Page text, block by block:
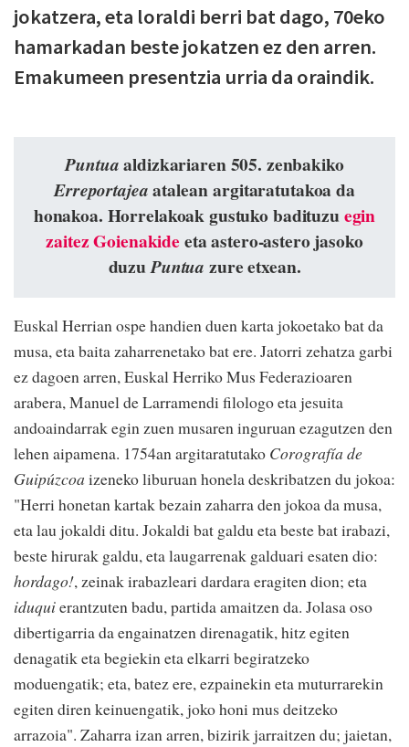
jokatzera, eta loraldi berri bat dago, 70eko
hamarkadan beste jokatzen ez den arren.
Emakumeen presentzia urria da oraindik.
Puntuaaldizkariaren 505. zenbakiko
Erreportajeaatalean argitaratutakoa da
honakoa. Horrelakoak gustuko badituzuegin
zaitez Goienakide eta astero-astero jasoko
duzuPuntua zure etxean.
Euskal Herrian ospe handien duen karta jokoetako bat da
musa, eta baita zaharrenetako bat ere. Jatorri zehatza garbi
ez dagoen arren, Euskal Herriko Mus Federazioaren
arabera, Manuel de Larramendi filologo eta jesuita
andoaindarrak egin zuen musaren inguruan ezagutzen den
lehen aipamena. 1754an argitaratutako Corografía de
Guipúzcoa izeneko liburuan honela deskribatzen du jokoa:
"Herri honetan kartak bezain zaharra den jokoa da musa,
eta lau jokaldi ditu. Jokaldi bat galdu eta beste bat irabazi,
beste hirurak galdu, eta laugarrenak galduari esaten dio:
hordago!, zeinak irabazleari dardara eragiten dion; eta
iduquierantzuten badu, partida amaitzen da. Jolasa oso
dibertigarria da engainatzen direnagatik, hitz egiten
denagatik eta begiekin eta elkarri begiratzeko
moduengatik; eta, batez ere, ezpainekin eta muturrarekin
egiten diren keinuengatik, joko honi mus deitzeko
arrazoia". Zaharra izan arren, bizirik jarraitzen du; jaietan,